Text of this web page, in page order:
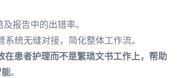
报告中的出错率。
系统无缝对接，简化整体工作流。
在患者护理而不是繁琐文书工作上，帮助
。